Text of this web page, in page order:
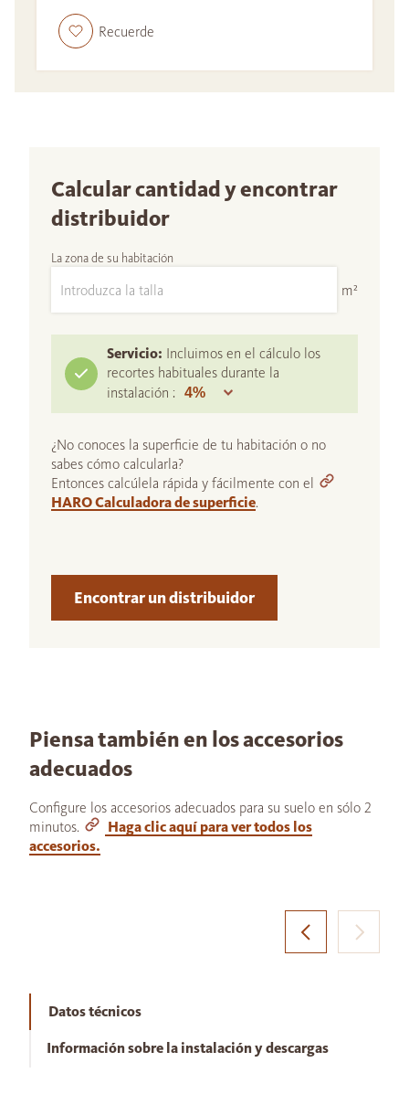
Recuerde
Calcular cantidad y encontrar
distribuidor
La zona de su habitación
m²
Servicio: Incluimos en el cálculo los
recortes habituales durante la
instalación :
¿No conoces la superficie de tu habitación o no
sabes cómo calcularla?
Entonces calcúlela rápida y fácilmente con el
HARO Calculadora de superficie.
Encontrar un distribuidor
Piensa también en los accesorios
adecuados
Configure los accesorios adecuados para su suelo en sólo 2
minutos.
Haga clic aquí para ver todos los
accesorios.
Datos técnicos
Información sobre la instalación y descargas